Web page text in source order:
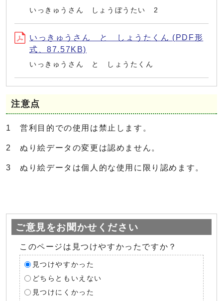
いっきゅうさん しょうぼうたい 2
いっきゅうさん と しょうたくん (PDF形
式、87.57KB)
いっきゅうさん と しょうたくん
注意点
1 営利目的での使用は禁止します。
2 ぬり絵データの変更は認めません。
3 ぬり絵データは個人的な使用に限り認めます。
ご意見をお聞かせください
このページは見つけやすかったですか？
見つけやすかった
どちらともいえない
見つけにくかった